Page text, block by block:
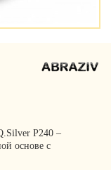
P240 –
основе с